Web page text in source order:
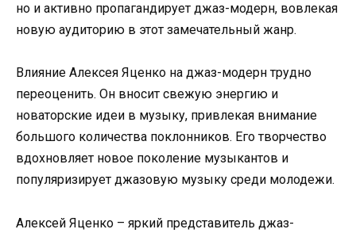
но и активно пропагандирует джаз-модерн, вовлекая
новую аудиторию в этот замечательный жанр.
Влияние Алексея Яценко на джаз-модерн трудно
переоценить. Он вносит свежую энергию и
новаторские идеи в музыку, привлекая внимание
большого количества поклонников. Его творчество
вдохновляет новое поколение музыкантов и
популяризирует джазовую музыку среди молодежи.
Алексей Яценко – яркий представитель джаз-